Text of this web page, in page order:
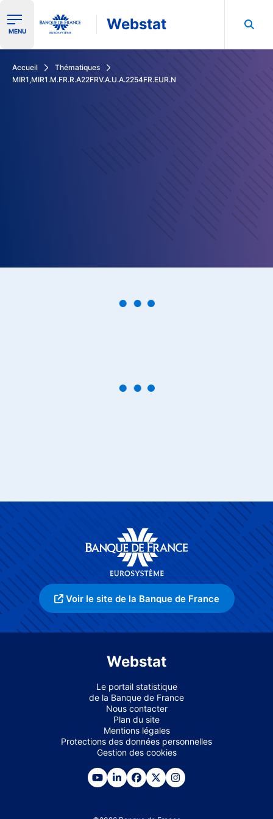
Ouvrir le menu de navigation
MENU Webstat
Accueil
Thématiques
MIR1,MIR1.M.FR.R.A22FRV.A.U.A.2254FR.EUR.N
Voir le site de la Banque de France
Webstat
Le portail statistique
de la Banque de France
Nous contacter
Plan du site
Mentions légales
Protections des données personnelles
Gestion des cookies